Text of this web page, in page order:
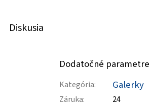
Diskusia
Dodatočné parametre
Kategória: Galerky
Záruka:
24